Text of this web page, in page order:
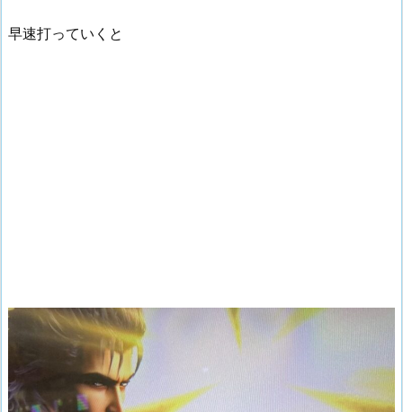
早速打っていくと